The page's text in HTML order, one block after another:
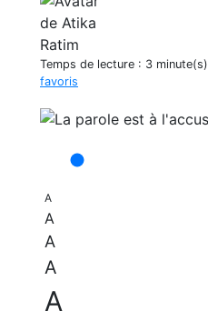
Temps de lecture : 3 minute(s)
favoris
A
A
A
A
A